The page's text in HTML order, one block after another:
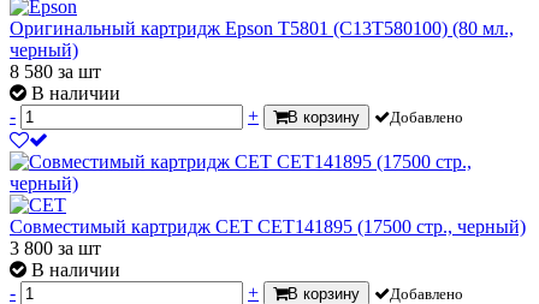
Оригинальный картридж Epson T5801 (C13T580100) (80 мл.,
черный)
8 580 за шт
В наличии
-
+ В корзину Добавлено
Совместимый картридж CET CET141895 (17500 стр., черный)
3 800 за шт
В наличии
-
+ В корзину Добавлено